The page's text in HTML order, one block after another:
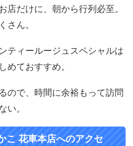
店だけに、朝から行列必至。
さん。
ティールージュスペシャルは
めておすすめ。
ので、時間に余裕もって訪問
い。
こ 花車本店へのアクセ